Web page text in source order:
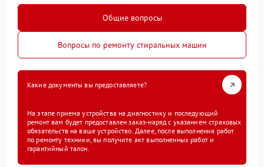
Общие вопросы
Вопросы по ремонту стиральных машин
Какие документы вы предоставляете?
На этапе приема устройства на диагностику и последующий
ремонт вам будет предоставлен заказ-наряд с указанием страховых
обязательств на ваше устройство. Далее, после выполнения работ
по ремонту техники, вы получите акт выполненных работ и
гарантийный талон.